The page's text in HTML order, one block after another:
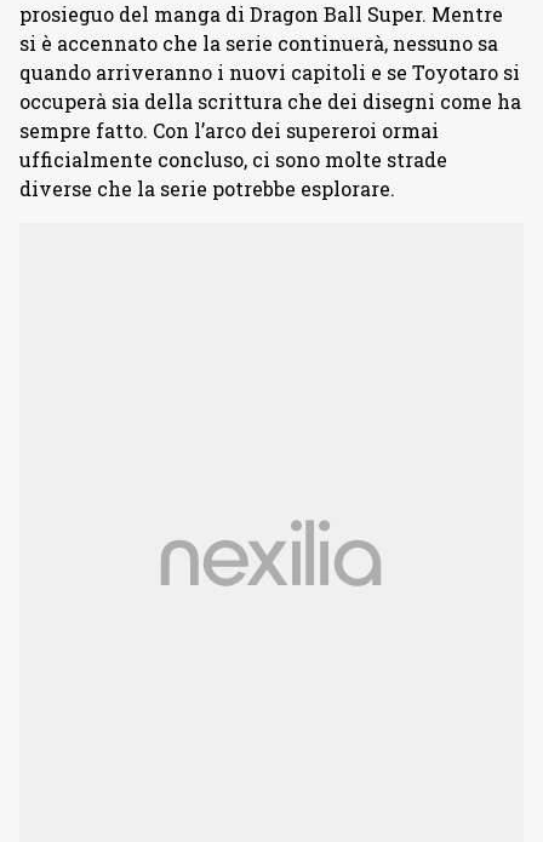
prosieguo del manga di Dragon Ball Super. Mentre
si è accennato che la serie continuerà, nessuno sa
quando arriveranno i nuovi capitoli e se Toyotaro si
occuperà sia della scrittura che dei disegni come ha
sempre fatto. Con l’arco dei supereroi ormai
ufficialmente concluso, ci sono molte strade
diverse che la serie potrebbe esplorare.